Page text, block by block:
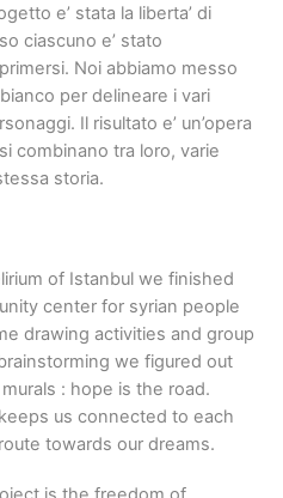
e’ stata la liberta’ di
ciascuno e’ stato
Noi abbiamo messo
per delineare i vari
Il risultato e’ un’opera
combinano tra loro, varie
storia.
of Istanbul we finished
center for syrian people
drawing activities and group
we figured out
: hope is the road.
us connected to each
towards our dreams.